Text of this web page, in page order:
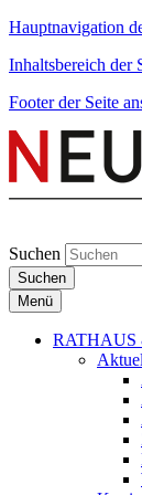
Hauptnavigation
Inhaltsbereich der
Footer der Seite
Suchen
Suchen
Menü
RATHAUS